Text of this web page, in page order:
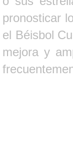
pronosticar
el Béisbol
mejora y